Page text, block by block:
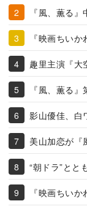
『風、薫る
『映画ちい
趣里主演『大
『風、薫る
影山優佳、白
美山加恋が『
“朝ドラ”とと
『映画ちい